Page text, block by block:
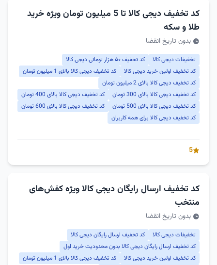
کد تخفیف دیجی کالا تا 5 میلیون تومان ویژه خرید
طلا و سکه
بدون تاریخ انقضا
تخفیفات دیجی کالا
کد تخفیف ۵۰ هزار تومانی دیجی کالا
کد تخفیف اولین خرید دیجی کالا
کد تخفیف دیجی کالا بالای 1 میلیون تومان
کد تخفیف دیجی کالا بالای 2 میلیون تومان
کد تخفیف دیجی کالا بالای 300 تومان
کد تخفیف دیجی کالا بالای 400 تومان
کد تخفیف دیجی کالا بالای 500 تومان
کد تخفیف دیجی کالا بالای 600 تومان
کد تخفیف دیجی کالا برای همه کاربران
5
کد تخفیف ارسال رایگان دیجی کالا ویژه کفش‌های
منتخب
بدون تاریخ انقضا
تخفیفات دیجی کالا
کد تخفیف ارسال رایگان دیجی کالا
کد تخفیف ارسال رایگان دیجی کالا بدون محدودیت خرید اول
کد تخفیف اولین خرید دیجی کالا
کد تخفیف دیجی کالا بالای 1 میلیون تومان